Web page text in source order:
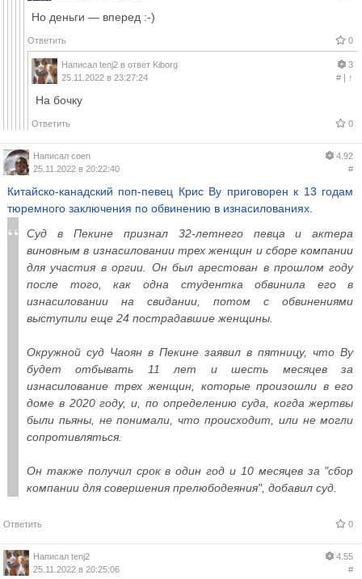
Но деньги — вперед :-)
Ответить 0
Написал tenj2 в ответ Kiborg
25.11.2022 в 23:27:24
3
#| ↑
На бочку
Ответить 0
Написал coen
25.11.2022 в 20:22:40
4.92
#
Китайско-канадский поп-певец Крис Ву приговорен к 13 годам
тюремного заключения по обвинению в изнасилованиях.
Суд в Пекине признал 32-летнего певца и актера
виновным в изнасиловании трех женщин и сборе компании
для участия в оргии. Он был арестован в прошлом году
после того, как одна студентка обвинила его в
изнасиловании на свидании, потом с обвинениями
выступили еще 24 пострадавшие женщины.
Окружной суд Чаоян в Пекине заявил в пятницу, что Ву
будет отбывать 11 лет и шесть месяцев за
изнасилование трех женщин, которые произошли в его
доме в 2020 году, и, по определению суда, когда жертвы
были пьяны, не понимали, что происходит, или не могли
сопротивляться.
Он также получил срок в один год и 10 месяцев за "сбор
компании для совершения прелюбодеяния", добавил суд.
Ответить 0
Написал tenj2
25.11.2022 в 20:25:06
4.55
#